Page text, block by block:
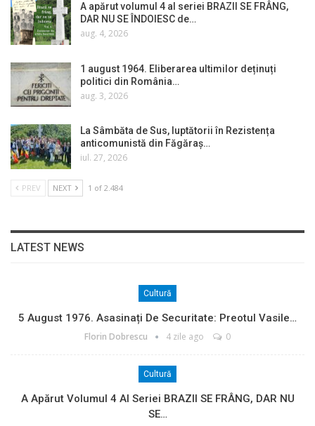
A apărut volumul 4 al seriei BRAZII SE FRÂNG,
DAR NU SE ÎNDOIESC de…
aug. 4, 2026
1 august 1964. Eliberarea ultimilor deținuți
politici din România…
aug. 3, 2026
La Sâmbăta de Sus, luptătorii în Rezistența
anticomunistă din Făgăraș…
iul. 27, 2026
PREV NEXT 1 of 2.484
LATEST NEWS
Cultură
5 August 1976. Asasinați De Securitate: Preotul Vasile…
Florin Dobrescu 4 zile ago 0
Cultură
A Apărut Volumul 4 Al Seriei BRAZII SE FRÂNG, DAR NU
SE…